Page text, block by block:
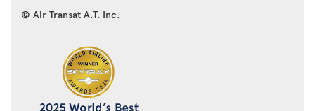
© Air Transat A.T. Inc.